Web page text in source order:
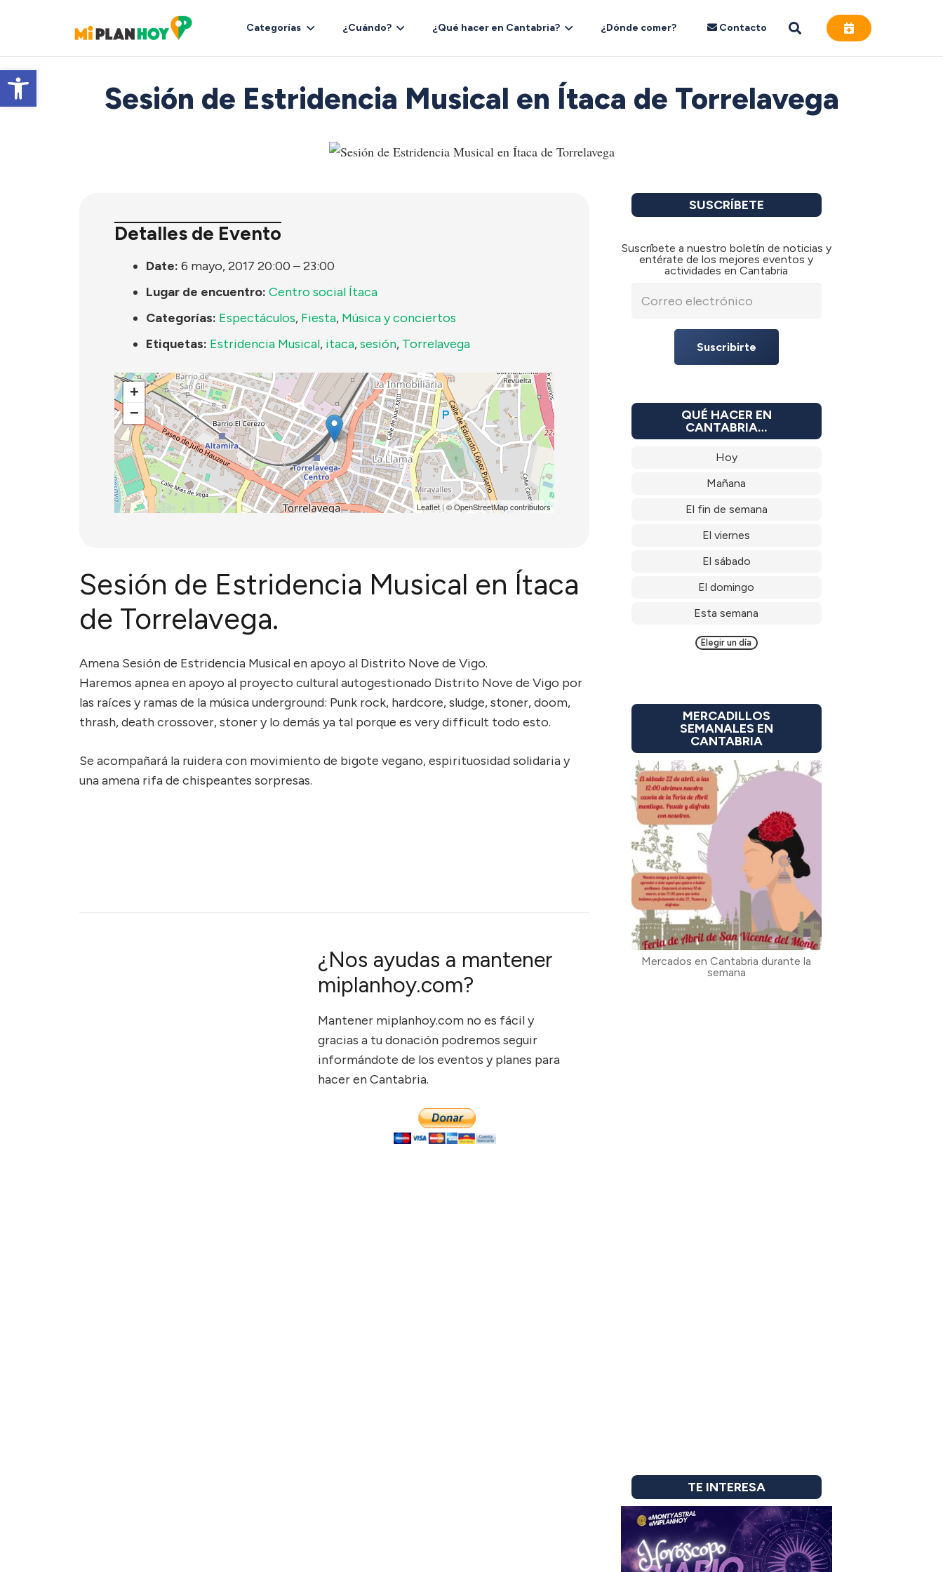
Abrir barra de herramientas
Categorías ¿Cuándo? ¿Qué hacer en Cantabria? ¿Dónde comer? Contacto
Sesión de Estridencia Musical en Ítaca de Torrelavega
Detalles de Evento
Date: 6 mayo, 2017 20:00 –23:00
Lugar de encuentro: Centro social Ítaca
Categorías: Espectáculos, Fiesta, Música y conciertos
Etiquetas: Estridencia Musical, itaca,sesión, Torrelavega
+
−
Leaflet| ©OpenStreetMapcontributors
Sesión de Estridencia Musical en Ítaca
de Torrelavega.
Amena Sesión de Estridencia Musical en apoyo al Distrito Nove de Vigo.
Haremos apnea en apoyo al proyecto cultural autogestionado Distrito Nove de Vigo por
las raíces y ramas de la música underground: Punk rock, hardcore, sludge, stoner, doom,
thrash, death crossover, stoner y lo demás ya tal porque es very difficult todo esto.
Se acompañará la ruidera con movimiento de bigote vegano, espirituosidad solidaria y
una amena rifa de chispeantes sorpresas.
¿Nos ayudas a mantener
miplanhoy.com?
Mantener miplanhoy.com no es fácil y
gracias a tu donación podremos seguir
informándote de los eventos y planes para
hacer en Cantabria.
SUSCRÍBETE
Suscríbete a nuestro boletín de noticias y
entérate de los mejores eventos y
actividades en Cantabria
Suscribirte
QUÉ HACER EN
CANTABRIA…
Hoy
Mañana
El fin de semana
El viernes
El sábado
El domingo
Esta semana
Elegir un día
MERCADILLOS
SEMANALES EN
CANTABRIA
Mercados en Cantabria durante la
semana
TE INTERESA